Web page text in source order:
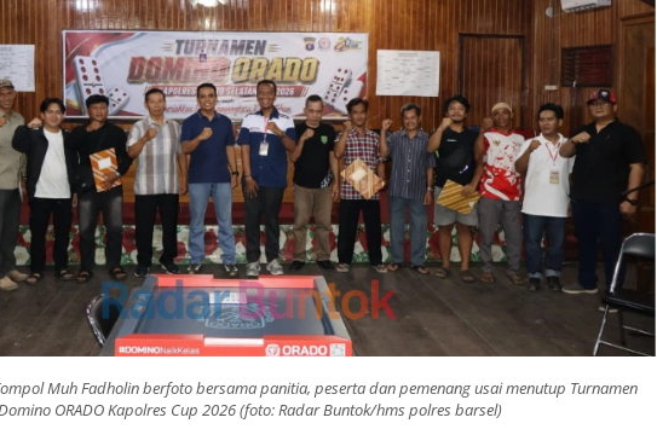
Muh Fadholin berfoto bersama panitia, peserta dan pemenang usai menutup Turnamen
ORADO Kapolres Cup 2026 (foto: Radar Buntok/hms polres barsel)